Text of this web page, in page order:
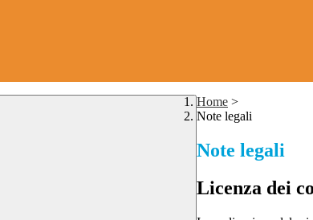
Home >
Note legali
Note legali
Licenza dei